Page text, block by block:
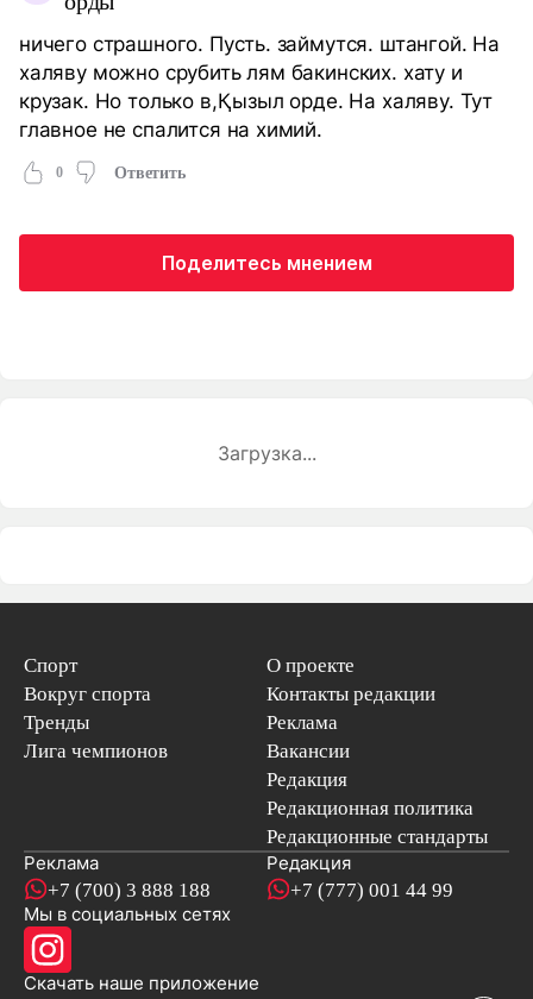
ничего страшного. Пусть. займутся. штангой. На
халяву можно срубить лям бакинских. хату и
крузак. Но только в,Қызыл орде. На халяву. Тут
главное не спалится на химий.
0 Ответить
Поделитесь мнением
Загрузка...
Спорт
Вокруг спорта
Тренды
Лига чемпионов
О проекте
Контакты редакции
Реклама
Вакансии
Редакция
Редакционная политика
Редакционные стандарты
Реклама
+7 (700) 3 888 188
Редакция
+7 (777) 001 44 99
Мы в социальных сетях
Скачать наше приложениеновостей